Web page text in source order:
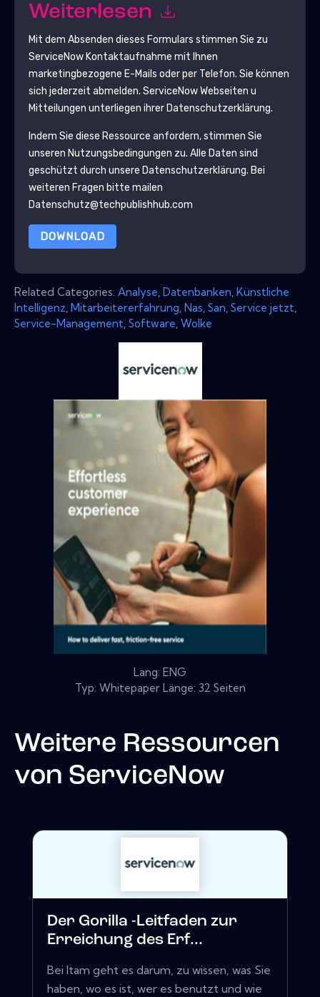
Weiterlesen
Mit dem Absenden dieses Formulars stimmen Sie zu
ServiceNowKontaktaufnahme mit Ihnen
marketingbezogene E-Mails oder per Telefon. Sie können
sich jederzeit abmelden. ServiceNowWebseiten u
Mitteilungen unterliegen ihrer Datenschutzerklärung.
Indem Sie diese Ressource anfordern, stimmen Sie
unseren Nutzungsbedingungen zu. Alle Daten sind
geschützt durch unsere Datenschutzerklärung. Bei
weiteren Fragen bitte mailen
Datenschutz@techpublishhub.com
DOWNLOAD
Related Categories: Analyse Datenbanken Künstliche
Intelligenz Mitarbeitererfahrung Nas San Service jetzt
Service-Management Software Wolke
Lang: ENG
Typ: Whitepaper Länge: 32 Seiten
Weitere Ressourcen
von ServiceNow
Der Gorilla -Leitfaden zur
Erreichung des Erf...
Bei Itam geht es darum, zu wissen, was Sie
haben, wo es ist, wer es benutzt und wie